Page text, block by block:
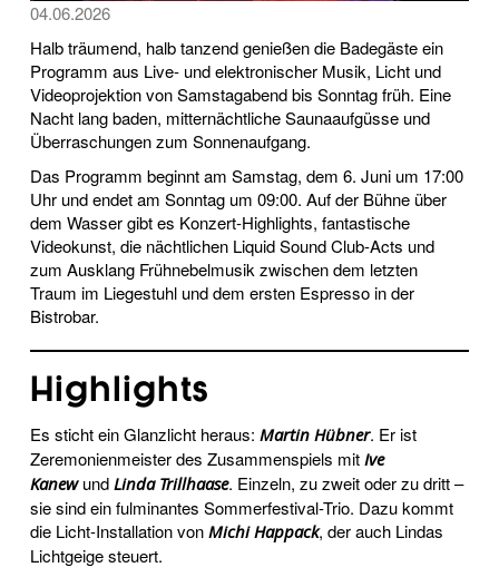
04.06.2026
Halb träumend, halb tanzend genießen die Badegäste ein
Programm aus Live- und elektronischer Musik, Licht und
Videoprojektion von Samstagabend bis Sonntag früh. Eine
Nacht lang baden, mitternächtliche Saunaaufgüsse und
Überraschungen zum Sonnenaufgang.
Das Programm beginnt am Samstag, dem 6. Juni um 17:00
Uhr und endet am Sonntag um 09:00. Auf der Bühne über
dem Wasser gibt es Konzert-Highlights, fantastische
Videokunst, die nächtlichen Liquid Sound Club-Acts und
zum Ausklang Frühnebelmusik zwischen dem letzten
Traum im Liegestuhl und dem ersten Espresso in der
Bistrobar.
Highlights
Es sticht ein Glanzlicht heraus:Martin Hübner. Er ist
Zeremonienmeister des Zusammenspiels mitIve
KanewundLinda Trillhaase. Einzeln, zu zweit oder zu dritt –
sie sind ein fulminantes Sommerfestival-Trio. Dazu kommt
die Licht-Installation vonMichi Happack, der auch Lindas
Lichtgeige steuert.